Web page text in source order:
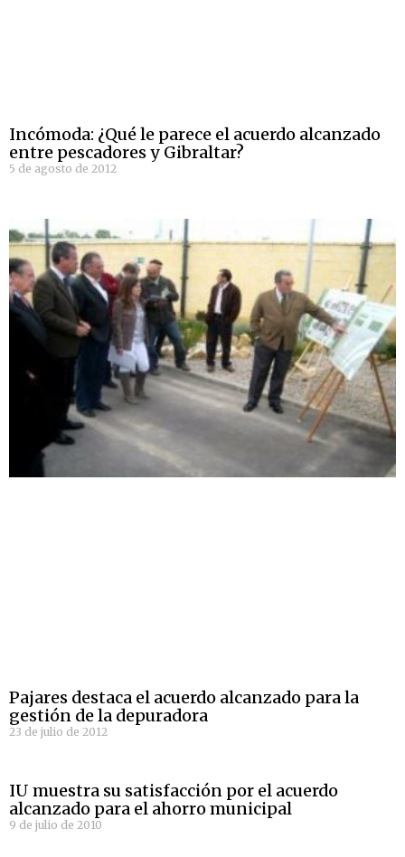
Incómoda: ¿Qué le parece el acuerdo alcanzado
entre pescadores y Gibraltar?
5 de agosto de 2012
Pajares destaca el acuerdo alcanzado para la
gestión de la depuradora
23 de julio de 2012
IU muestra su satisfacción por el acuerdo
alcanzado para el ahorro municipal
9 de julio de 2010